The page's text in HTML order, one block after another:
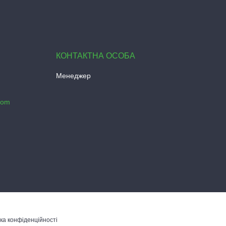
Менеджер
конфіденційності